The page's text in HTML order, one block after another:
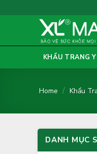
to
KHẨU TRANG
Home / Khẩu
DANH MỤC